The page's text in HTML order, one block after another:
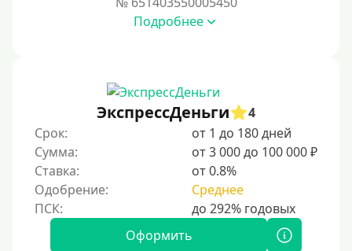
С возможностью частичного погашения
Надежные
Без обмана
Без предоплат
Без электронной почты
С автоматическим одобрением
Подробнее
ЭкспрессДеньги
4
Срок:
от 1 до 180 дней
Сумма:
от 3 000 до 100 000 ₽
Ставка:
от 0.8%
Одобрение:
Среднее
Оформить